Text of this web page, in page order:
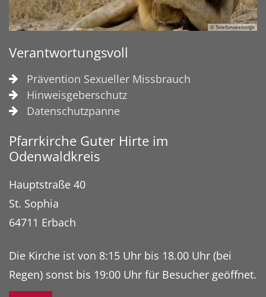
© Telefonseelsorge
Verantwortungsvoll
Prävention Sexueller Missbrauch
Hinweisgeberschutz
Datenschutzpanne
Pfarrkirche Guter Hirte im
Odenwaldkreis
Hauptstraße 40
St. Sophia
64711 Erbach
Die Kirche ist von 8:15 Uhr bis 18.00 Uhr (bei
Regen) sonst bis 19:00 Uhr für Besucher geöffnet.